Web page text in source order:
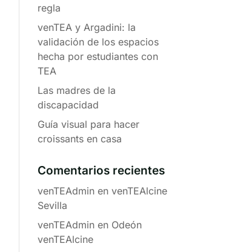
regla
venTEA y Argadini: la
validación de los espacios
hecha por estudiantes con
TEA
Las madres de la
discapacidad
Guía visual para hacer
croissants en casa
Comentarios recientes
venTEAdminen venTEAlcine
Sevilla
venTEAdminen Odeón
venTEAlcine